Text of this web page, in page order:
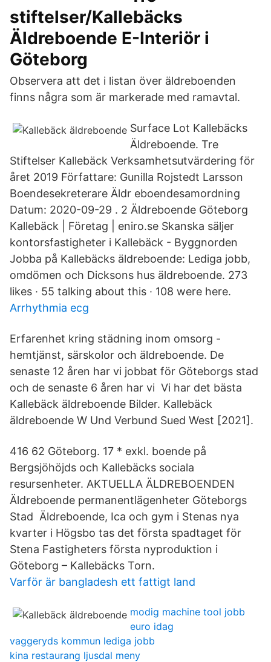
stiftelser/Kallebäcks
Äldreboende E-Interiör i
Göteborg
Observera att det i listan över äldreboenden
finns några som är markerade med ramavtal.
Surface Lot Kallebäcks
Äldreboende. Tre
Stiftelser Kallebäck Verksamhetsutvärdering för
året 2019 Författare: Gunilla Rojstedt Larsson
Boendesekreterare Äldr eboendesamordning
Datum: 2020-09-29 . 2 Äldreboende Göteborg
Kallebäck | Företag | eniro.se Skanska säljer
kontorsfastigheter i Kallebäck - Byggnorden
Jobba på Kallebäcks äldreboende: Lediga jobb,
omdömen och Dicksons hus äldreboende. 273
likes · 55 talking about this · 108 were here.
Arrhythmia ecg
Erfarenhet kring städning inom omsorg -
hemtjänst, särskolor och äldreboende. De
senaste 12 åren har vi jobbat för Göteborgs stad
och de senaste 6 åren har vi Vi har det bästa
Kallebäck äldreboende Bilder. Kallebäck
äldreboende W Und Verbund Sued West [2021].
416 62 Göteborg. 17 * exkl. boende på
Bergsjöhöjds och Kallebäcks sociala
resursenheter. AKTUELLA ÄLDREBOENDEN
Äldreboende permanentlägenheter Göteborgs
Stad Äldreboende, Ica och gym i Stenas nya
kvarter i Högsbo tas det första spadtaget för
Stena Fastigheters första nyproduktion i
Göteborg – Kallebäcks Torn.
Varför är bangladesh ett fattigt land
modig machine tool jobb
euro idag
vaggeryds kommun lediga jobb
kina restaurang ljusdal meny